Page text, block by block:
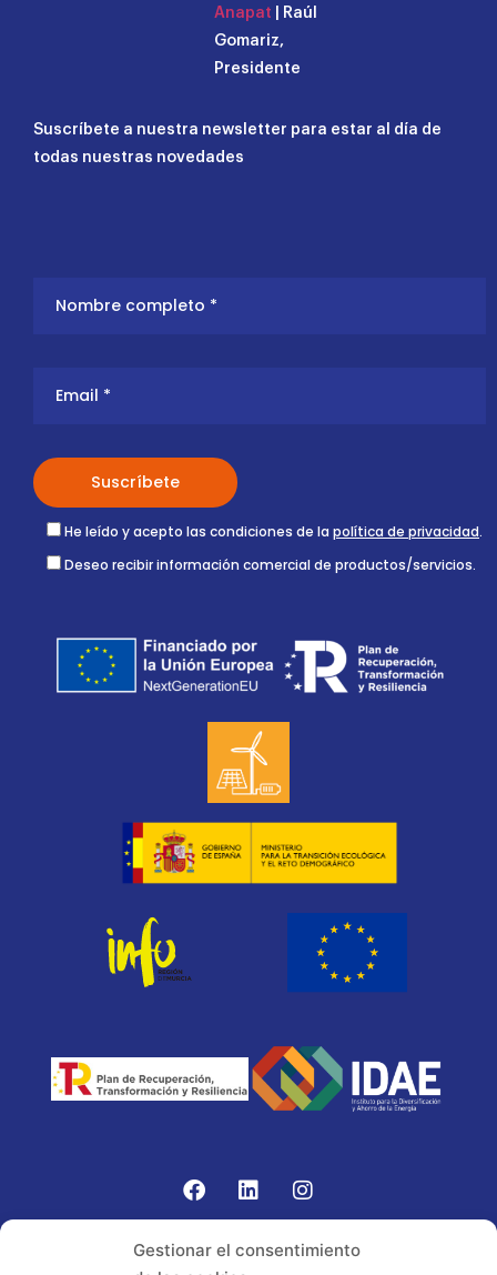
Gestionar el consentimiento
Anapat | Raúl
Gomariz,
Presidente
Suscríbete a nuestra newsletter para estar al día de
todas nuestras novedades
He leído y acepto las condiciones de la política de privacidad.
Deseo recibir información comercial de productos/servicios.